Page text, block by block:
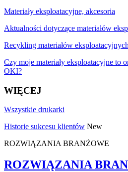
Materiały eksploatacyjne, akcesoria
Aktualności dotyczące materiałów
Recykling materiałów eksploatacyjnych
Czy moje materiały eksploatacyjne to
OKI?
WIĘCEJ
Wszystkie drukarki
Historie sukcesu klientów New
ROZWIĄZANIA BRANŻOWE
ROZWIĄZANIA